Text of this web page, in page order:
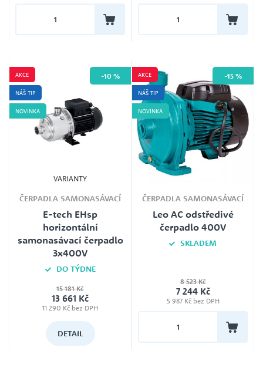
AKCE
NÁŠ TIP
NOVINKA
-10 %
VARIANTY
ČERPADLA SAMONASÁVACÍ
E-tech EHsp
horizontální
samonasávací čerpadlo
3x400V
DO TÝDNE
Jmenovité napětí
400 V
15 181 Kč
13 661 Kč
11 290 Kč bez DPH
DETAIL
AKCE
NÁŠ TIP
NOVINKA
-15 %
ČERPADLA SAMONASÁVACÍ
Leo AC odstředivé
čerpadlo 400V
SKLADEM
8 523 Kč
7 244 Kč
5 987 Kč bez DPH